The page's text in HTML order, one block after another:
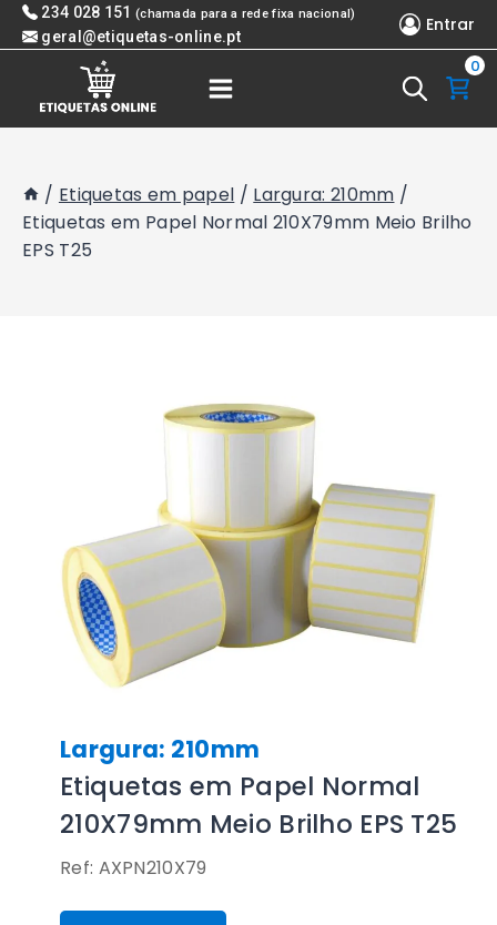
Skip 234 028 151 (chamada para a rede fixa nacional)
geral@etiquetas-online.pt
Entrar
0
/ Etiquetas em papel / Largura: 210mm /
Etiquetas em Papel Normal 210X79mm Meio Brilho
EPS T25
Largura: 210mm
Etiquetas em Papel Normal
210X79mm Meio Brilho EPS T25
Ref: AXPN210X79